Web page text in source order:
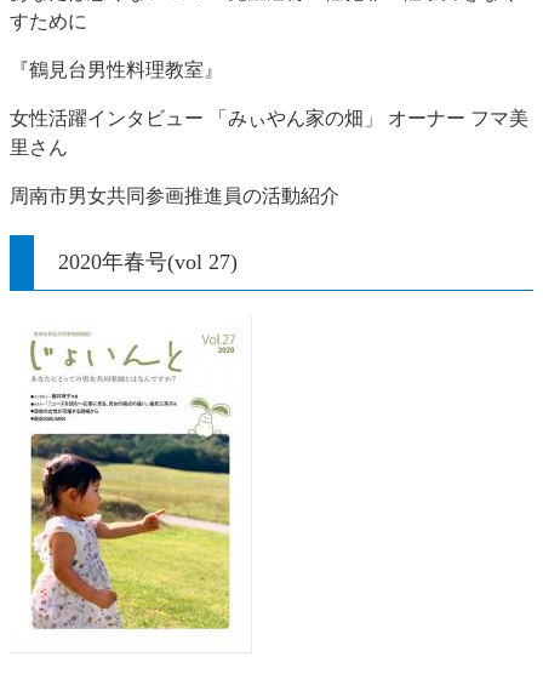
すために
『鶴見台男性料理教室』
女性活躍インタビュー 「みぃやん家の畑」 オーナー フマ美
里さん
周南市男女共同参画推進員の活動紹介
2020年春号(vol 27)